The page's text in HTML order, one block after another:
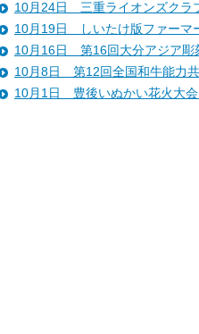
10月24日 三重ライオンズクラ
10月19日 しいたけ版ファーマ
10月16日 第16回大分アジア彫
10月8日 第12回全国和牛能力
10月1日 豊後いぬかい花火大会